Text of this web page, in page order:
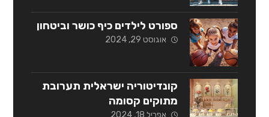
ספורט לילדים כיף כושר וביטחון
אוגוסט 29, 2024
קונדיטוריה ישראלית תערובת
מתוקים קסומה
אפריל 18, 2024